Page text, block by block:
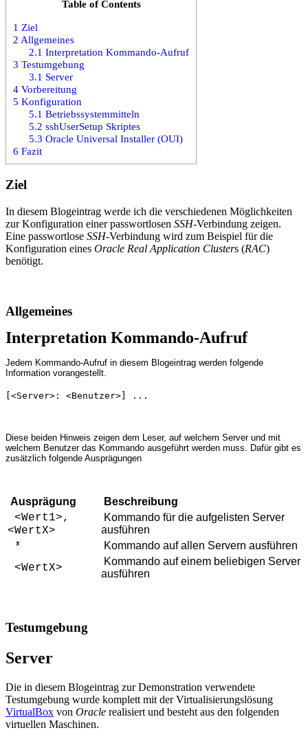
Table of Contents
1 Ziel
2 Allgemeines
2.1 Interpretation Kommando-Aufruf
3 Testumgebung
3.1 Server
4 Vorbereitung
5 Konfiguration
5.1 Betriebssystemmitteln
5.2 sshUserSetup Skriptes
5.3 Oracle Universal Installer (OUI)
6 Fazit
Ziel
In diesem Blogeintrag werde ich die verschiedenen Möglichkeiten
zur Konfiguration einer passwortlosen SSH-Verbindung zeigen.
Eine passwortlose SSH-Verbindung wird zum Beispiel für die
Konfiguration eines Oracle Real Application Clusters (RAC)
benötigt.
Allgemeines
Interpretation Kommando-Aufruf
Jedem Kommando-Aufruf in diesem Blogeintrag werden folgende
Information vorangestellt.
[<Server>: <Benutzer>] ...
Diese beiden Hinweis zeigen dem Leser, auf welchem Server und mit
welchem Benutzer das Kommando ausgeführt werden muss. Dafür gibt es
zusätzlich folgende Ausprägungen
Ausprägung Beschreibung
<Wert1>,
<WertX>
Kommando für die aufgelisten Server
ausführen
* Kommando auf allen Servern ausführen
<WertX>
Kommando auf einem beliebigen Server
ausführen
Testumgebung
Server
Die in diesem Blogeintrag zur Demonstration verwendete
Testumgebung wurde komplett mit der Virtualisierungslösung
VirtualBox von Oracle realisiert und besteht aus den folgenden
virtuellen Maschinen.